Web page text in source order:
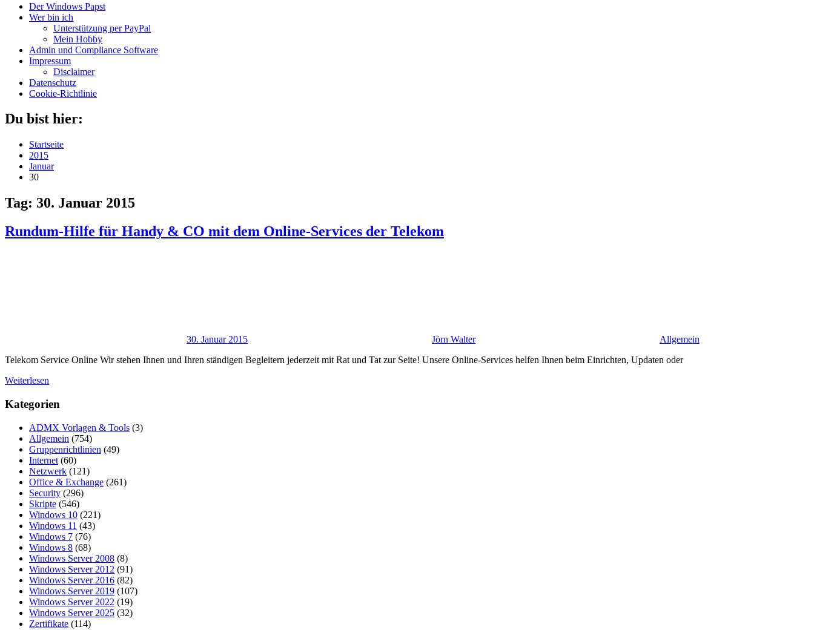
Der Windows Papst
Wer bin ich
Unterstützung per PayPal
Mein Hobby
Admin und Compliance Software
Impressum
Disclaimer
Datenschutz
Cookie-Richtlinie
Du bist hier:
Startseite
2015
Januar
30
Tag: 30. Januar 2015
Rundum-Hilfe für Handy & CO mit dem Online-Services der Telekom
30. Januar 2015 Jörn Walter
Allgemein
Telekom Service Online Wir stehen Ihnen und Ihren ständigen Begleitern jederzeit mit Rat und Tat zur Seite! Unsere Online-Services helfen Ihnen beim Einrichten, Updaten oder
Weiterlesen
Kategorien
ADMX Vorlagen & Tools (3)
Allgemein (754)
Gruppenrichtlinien (49)
Internet (60)
Netzwerk (121)
Office & Exchange (261)
Security (296)
Skripte (546)
Windows 10 (221)
Windows 11 (43)
Windows 7 (76)
Windows 8 (68)
Windows Server 2008 (8)
Windows Server 2012 (91)
Windows Server 2016 (82)
Windows Server 2019 (107)
Windows Server 2022 (19)
Windows Server 2025 (32)
Zertifikate (114)